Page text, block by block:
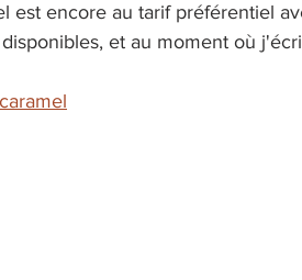
est encore au tarif préférentiel
et au moment où